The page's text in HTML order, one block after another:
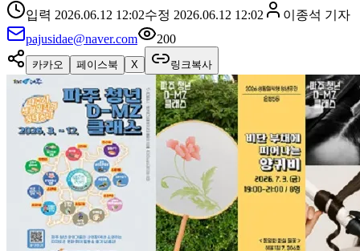
입력 2026.06.12 12:02수정 2026.06.12 12:02 이종석 기자
pajusidae@naver.com
200
카카오 페이스북 X 링크복사